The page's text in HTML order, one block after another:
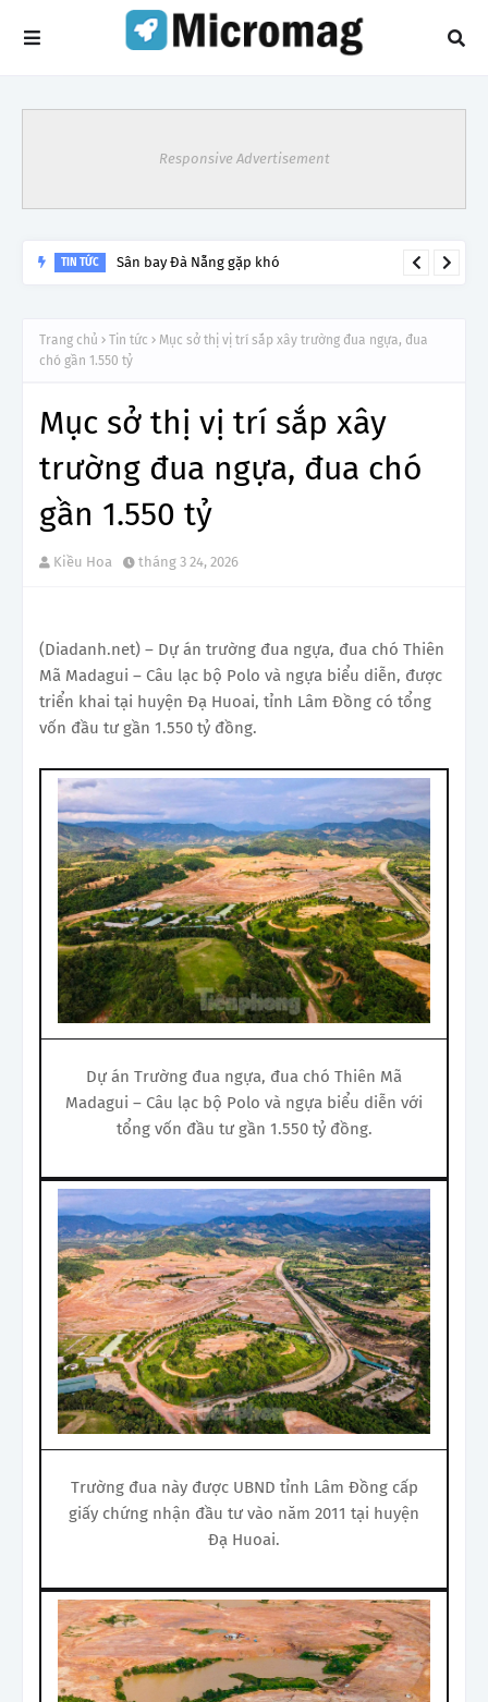
Responsive Advertisement
TIN TỨC Sân bay Đà Nẵng gặp khó
Trang chủ Tin tức
Mục sở thị vị trí sắp xây trường đua ngựa, đua
chó gần 1.550 tỷ
Mục sở thị vị trí sắp xây
trường đua ngựa, đua chó
gần 1.550 tỷ
Kiều Hoa tháng 3 24, 2026
(Diadanh.net) – Dự án trường đua ngựa, đua chó Thiên
Mã Madagui – Câu lạc bộ Polo và ngựa biểu diễn, được
triển khai tại huyện Đạ Huoai, tỉnh Lâm Đồng có tổng
vốn đầu tư gần 1.550 tỷ đồng.
Dự án Trường đua ngựa, đua chó Thiên Mã
Madagui – Câu lạc bộ Polo và ngựa biểu diễn với
tổng vốn đầu tư gần 1.550 tỷ đồng.
Trường đua này được UBND tỉnh Lâm Đồng cấp
giấy chứng nhận đầu tư vào năm 2011 tại huyện
Đạ Huoai.